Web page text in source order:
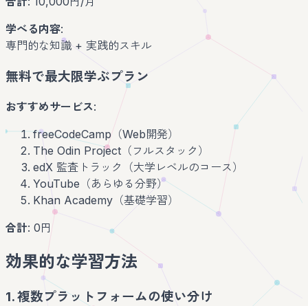
学べる内容:
専門的な知識 + 実践的スキル
無料で最大限学ぶプラン
おすすめサービス:
freeCodeCamp（Web開発）
The Odin Project（フルスタック）
edX 監査トラック（大学レベルのコース）
YouTube（あらゆる分野）
Khan Academy（基礎学習）
合計: 0円
効果的な学習方法
1. 複数プラットフォームの使い分け